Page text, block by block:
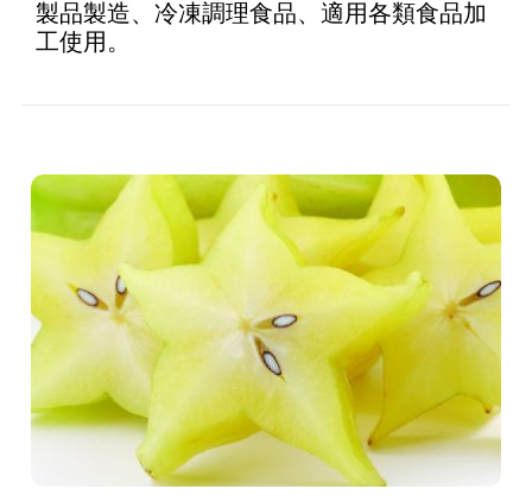
製品製造、冷凍調理食品、適用各類食品加
工使用。